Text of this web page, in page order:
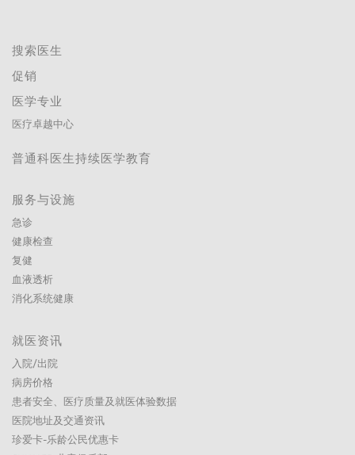
搜索医生
促销
医学专业
医疗卓越中心
普通科医生持续医学教育
服务与设施
急诊
健康检查
复健
血液透析
消化系统健康
就医资讯
入院/出院
病房价格
患者安全、医疗质量及就医体验数据
医院地址及交通资讯
珍爱卡-乐龄公民优惠卡